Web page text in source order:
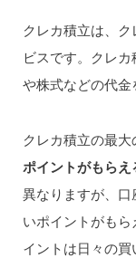
クレカ積立は、
ビスです。クレ
や株式などの代金
クレカ積立の最大
ポイントがもらえ
異なりますが、
いポイントがも
イントは日々の